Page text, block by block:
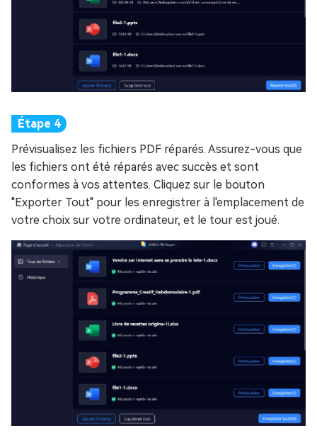
Prévisualisez les fichiers PDF réparés. Assurez-vous que
les fichiers ont été réparés avec succès et sont
conformes à vos attentes. Cliquez sur le bouton
"Exporter Tout" pour les enregistrer à l'emplacement de
votre choix sur votre ordinateur, et le tour est joué.